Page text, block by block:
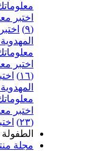
المهدوية (٦)
معلوماتك
اختبر معلوماتك
اختبر
المهدوية (١٣)
معلوماتك المهدوية
اختبر معلوماتك
اختبر
المهدوية (٢٠)
معلوماتك المهدوية
اختبر معلوماتك
المهدوية
منتظَر
القصص